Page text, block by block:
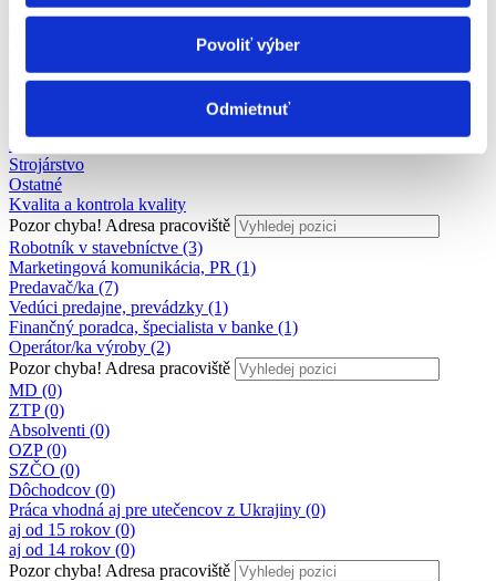
Povoliť výber
Odmietnuť
Personalistika
Remeselné a pomocné práce
Veda a výskum
Strojárstvo
Ostatné
Kvalita a kontrola kvality
Pozor chyba! Adresa pracoviště
Robotník v stavebníctve (3)
Marketingová komunikácia, PR (1)
Predavač/ka (7)
Vedúci predajne, prevádzky (1)
Finančný poradca, špecialista v banke (1)
Operátor/ka výroby (2)
Pozor chyba! Adresa pracoviště
MD (0)
ZTP (0)
Absolventi (0)
OZP (0)
SZČO (0)
Dôchodcov (0)
Práca vhodná aj pre utečencov z Ukrajiny (0)
aj od 15 rokov (0)
aj od 14 rokov (0)
Pozor chyba! Adresa pracoviště